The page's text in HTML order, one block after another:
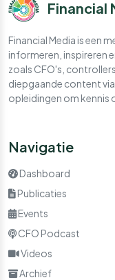
Financial
Financial Media is een
informeren, inspireren
zoals CFO's,
diepgaande content
opleidingen om kennis
Navigatie
Dashboard
Publicaties
Events
CFO Podcast
Videos
Archief